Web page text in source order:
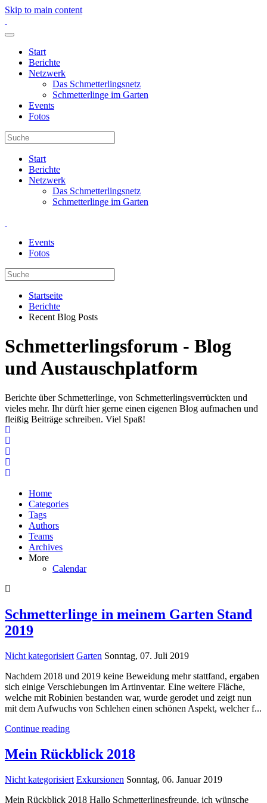
Skip to main content
Start
Berichte
Netzwerk
Das Schmetterlingsnetz
Schmetterlinge im Garten
Events
Fotos
Start
Berichte
Netzwerk
Das Schmetterlingsnetz
Schmetterlinge im Garten
Events
Fotos
Startseite
Berichte
Recent Blog Posts
Schmetterlingsforum - Blog
und Austauschplatform
Berichte über Schmetterlinge, von Schmetterlingsverrückten und
vieles mehr. Ihr dürft hier gerne einen eigenen Blog aufmachen und
fleißig Beiträge schreiben. Viel Spaß!
Home
Categories
Tags
Authors
Teams
Archives
More
Calendar
Schmetterlinge in meinem Garten Stand
2019
Nicht kategorisiert Garten Sonntag, 07. Juli 2019
Nachdem 2018 und 2019 keine Beweidung mehr stattfand, ergaben
sich einige Verschiebungen im Artinventar. Eine weitere Fläche,
welche mit Robinien bestanden war, wurde gerodet und zeigt nun
mit dem Aufwuchs von Schlehen einen schönen Aspekt, welcher f...
Continue reading
Mein Rückblick 2018
Nicht kategorisiert Exkursionen Sonntag, 06. Januar 2019
Mein Rückblick 2018 Hallo Schmetterlingsfreunde, ich wünsche